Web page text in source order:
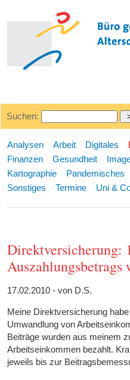
Suchen:
Analysen Arbeit Digitales
Finanzen
Gesundheit
Kartographie
Pandemisches
Sonstiges
Termine Uni &
Direktversicherung:
Auszahlungsbetrags
17.02.2010 - von D.S.
Meine Direktversicherung
Umwandlung von
Beiträge wurden aus meinem
Arbeitseinkommen bezahlt.
jeweils bis zur